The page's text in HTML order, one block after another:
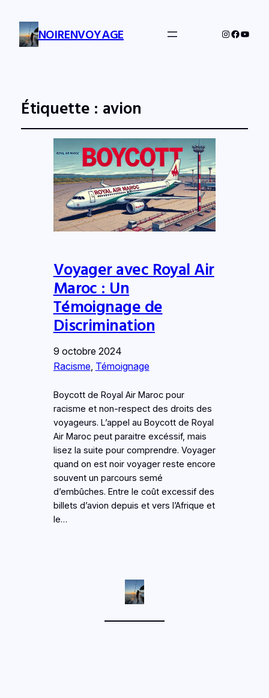
NOIRENVOYAGE Instagram
Étiquette : avion
Voyager avec Royal Air
Maroc : Un
Témoignage de
Discrimination
9 octobre 2024
Racisme, Témoignage
Boycott de Royal Air Maroc pour
racisme et non-respect des droits des
voyageurs. L’appel au Boycott de Royal
Air Maroc peut paraitre excéssif, mais
lisez la suite pour comprendre. Voyager
quand on est noir voyager reste encore
souvent un parcours semé
d’embûches. Entre le coût excessif des
billets d’avion depuis et vers l’Afrique et
le…